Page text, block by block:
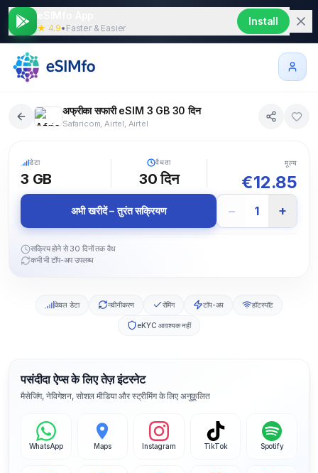
★ 4.9• Faster & Easier
Install
अफ्रीका सफारी eSIM 3 GB 30 दिन
Safaricom, Airtel, Airtel
डेटा
3 GB
वैधता
30 दिन
मूल्य
€12.85
अभी खरीदें – तुरंत सक्रियण − 1 +
सक्रिय होने से 30 दिनों तक वैध
कभी भी टॉप-अप उपलब्ध
केवल डेटा नवीनीकरण रोमिंग टॉप-अप हॉटस्पॉट
eKYC आवश्यक नहीं
पसंदीदा ऐप्स के लिए तेज़ इंटरनेट
मैसेजिंग, नेविगेशन, सोशल मीडिया और स्ट्रीमिंग के लिए अनुकूलित
WhatsApp Maps Instagram TikTok Spotify